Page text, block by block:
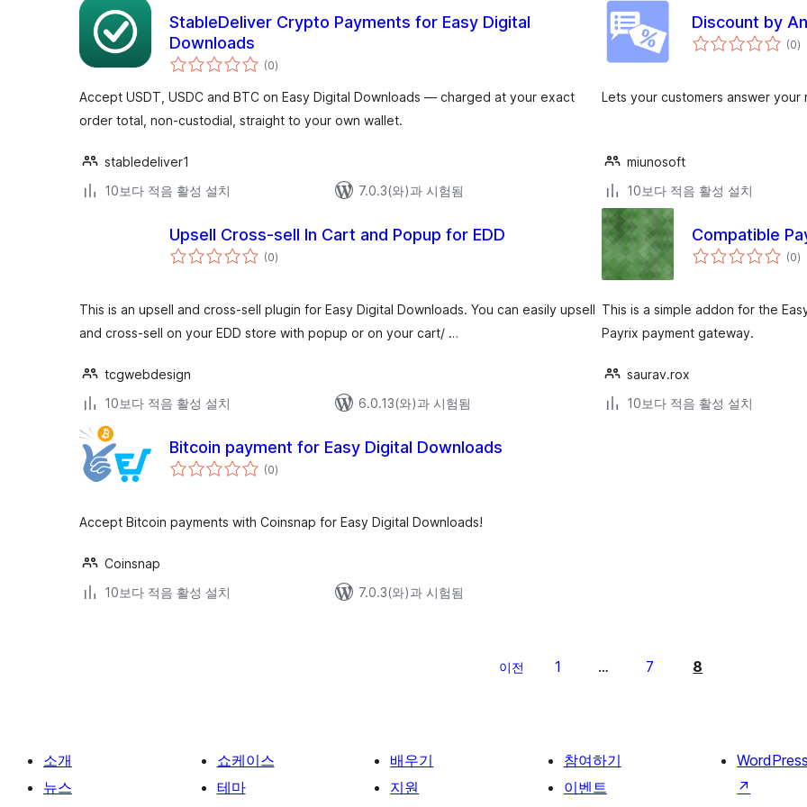
StableDeliver Crypto Payments for Easy Digital
Downloads
(0전
체
점
)
Accept USDT, USDC and BTC on Easy Digital Downloads — charged at your exact
order total, non-custodial, straight to your own wallet.
stabledeliver1
10보다 적음 활성 설치
7.0.3(와)과 시험됨
Discount by
(0전
체)
Lets your customers answer
miunosoft
10보다 적음 활성 설치
Upsell Cross-sell In Cart and Popup for EDD
(0전
체)
This is an upsell and cross-sell plugin for Easy Digital Downloads. You can easily upsell
and cross-sell on your EDD store with popup or on your cart/ …
tcgwebdesign
10보다 적음 활성 설치
6.0.13(와)과 시험됨
Compatible
(0전
체)
This is a simple addon for the
Payrix payment gateway.
saurav.rox
10보다 적음 활성 설치
Bitcoin payment for Easy Digital Downloads
(0전
체)
Accept Bitcoin payments with Coinsnap for Easy Digital Downloads!
Coinsnap
10보다 적음 활성 설치
7.0.3(와)과 시험됨
이전 1 … 7 8
소개
뉴스
쇼케이스
테마
배우기
지원
참여하기
이벤트
↗